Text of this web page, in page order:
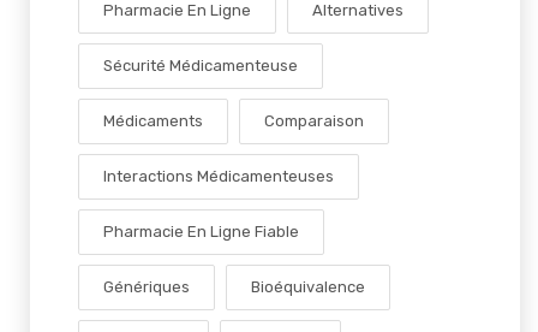
Pharmacie En Ligne Alternatives
Sécurité Médicamenteuse
Médicaments Comparaison
Interactions Médicamenteuses
Pharmacie En Ligne Fiable
Génériques Bioéquivalence